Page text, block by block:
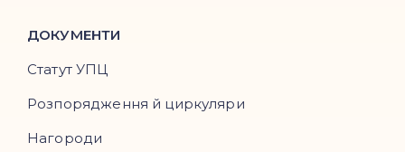
ДОКУМЕНТИ
Статут УПЦ
Розпорядження й циркуляри
Нагороди